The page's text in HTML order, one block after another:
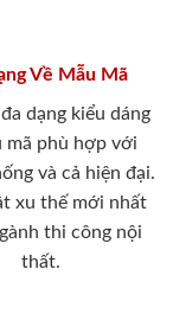
Về Mẫu Mã
dạng kiểu dáng
mã phù hợp với
và cả hiện đại.
xu thế mới nhất
thi công nội
thất.